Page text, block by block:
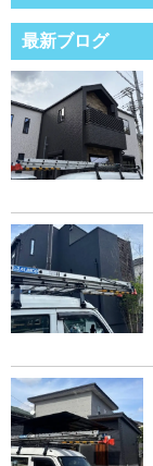
最新ブログ